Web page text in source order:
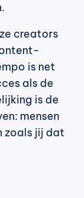
creators
is net
als de
is de
mensen
zoals jij dat